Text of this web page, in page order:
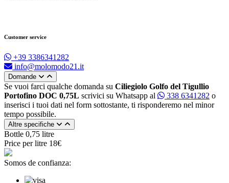
Customer service
+39 3386341282
info@molomodo21.it
Domande
Se vuoi farci qualche domanda su Ciliegiolo Golfo del Tigullio
Portofino DOC 0,75L scrivici su Whatsapp al 338 6341282 o
inserisci i tuoi dati nel form sottostante, ti risponderemo nel minor
tempo possibile.
Altre specifiche
Bottle 0,75 litre
Price per litre 18€
Somos de confianza: